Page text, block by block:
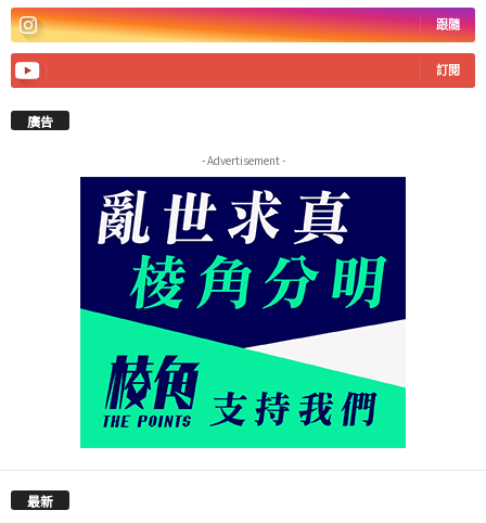
跟隨
訂閱
廣告
- Advertisement -
最新